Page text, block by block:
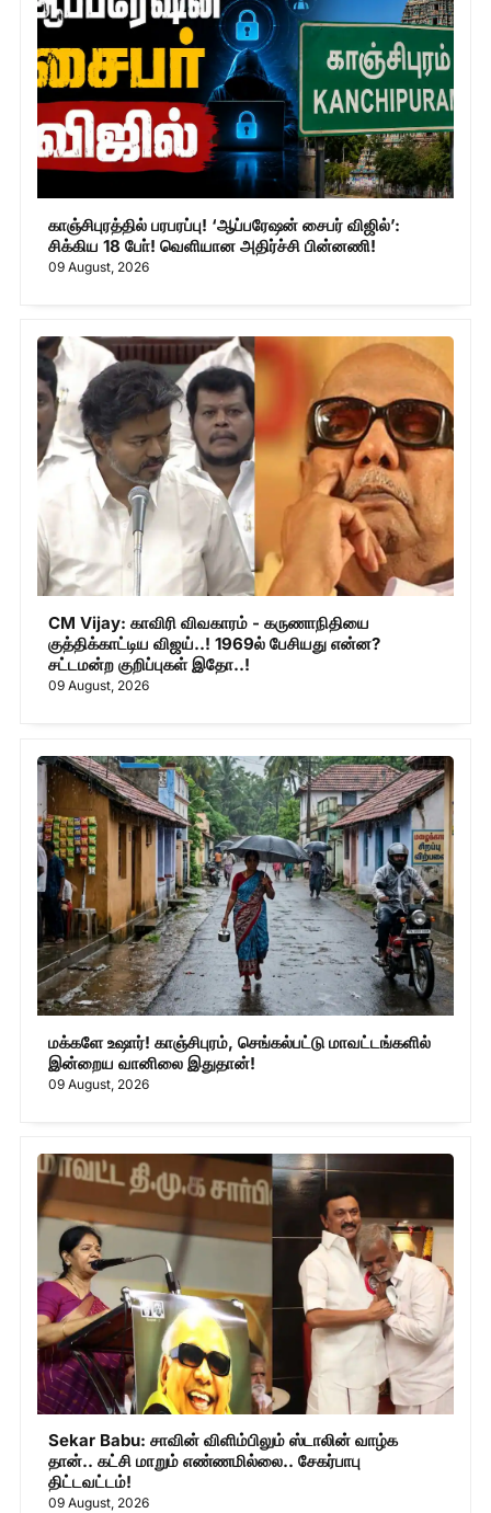
காஞ்சிபுரத்தில் பரபரப்பு! ‘ஆப்பரேஷன் சைபர் விஜில்’:
சிக்கிய 18 போ்! வெளியான அதிர்ச்சி பின்னணி!
09 August, 2026
CM Vijay: காவிரி விவகாரம் - கருணாநிதியை
குத்திக்காட்டிய விஜய்..! 1969ல் பேசியது என்ன?
சட்டமன்ற குறிப்புகள் இதோ..!
09 August, 2026
மக்களே உஷார்! காஞ்சிபுரம், செங்கல்பட்டு மாவட்டங்களில்
இன்றைய வானிலை இதுதான்!
09 August, 2026
Sekar Babu: சாவின் விளிம்பிலும் ஸ்டாலின் வாழ்க
தான்.. கட்சி மாறும் எண்ணமில்லை.. சேகர்பாபு
திட்டவட்டம்!
09 August, 2026